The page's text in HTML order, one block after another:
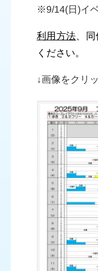
※9/14(日)イ
利用方法、
ください。
↓画像をクリ